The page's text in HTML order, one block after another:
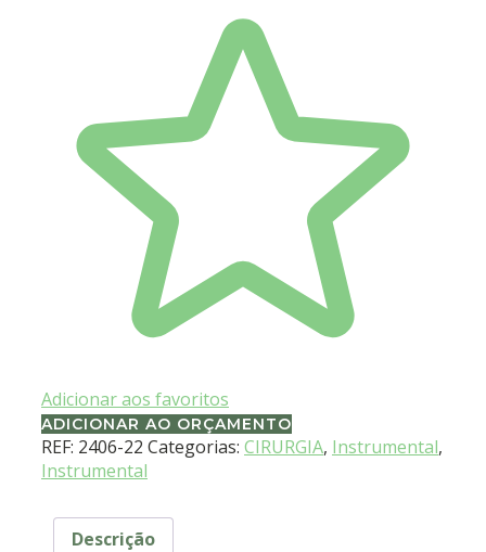
Adicionar aos favoritos
ADICIONAR AO ORÇAMENTO
REF: 2406-22 Categorias: CIRURGIA, Instrumental,
Instrumental
Descrição